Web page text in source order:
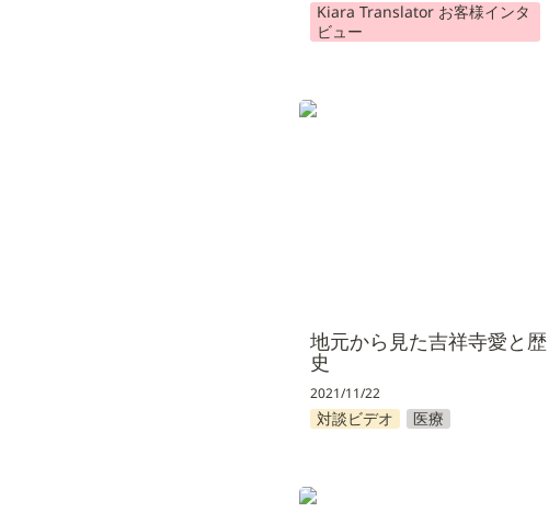
Kiara Translator お客様インタ
ビュー
地元から見た吉祥寺愛と歴史
地元から見た吉祥寺愛と歴
史
2021/11/22
対談ビデオ 医療
人生はギャンブル！①パチンコ